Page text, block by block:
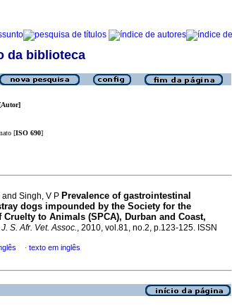
da biblioteca
[ISO 690]
and Singh, V P Prevalence of gastrointestinal
dogs impounded by the Society for the
Cruelty to Animals (SPCA), Durban and Coast,
J. S. Afr. Vet. Assoc., 2010, vol.81, no.2, p.123-125. ISSN
· texto em inglês